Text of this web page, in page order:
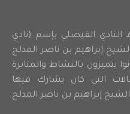
شباب حرمه عام 1374 هـ النادي الفيصلي بإسم (نادي
إبراهيم بن ناصر المدلج
يتميزون بالنشاط والمثابرة
التي كان يشارك فيها
إبراهيم بن ناصر المدلج